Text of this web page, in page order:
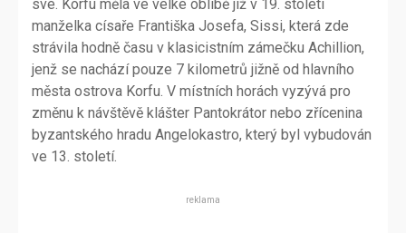
své. Korfu měla ve velké oblibě již v 19. století
manželka císaře Františka Josefa, Sissi, která zde
strávila hodně času v klasicistním zámečku Achillion,
jenž se nachází pouze 7 kilometrů jižně od hlavního
města ostrova Korfu. V místních horách vyzývá pro
změnu k návštěvě klášter Pantokrátor nebo zřícenina
byzantského hradu Angelokastro, který byl vybudován
ve 13. století.
reklama